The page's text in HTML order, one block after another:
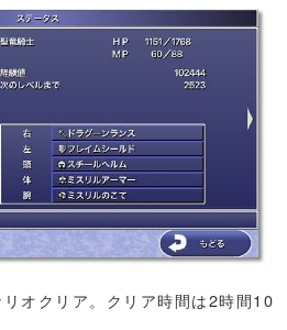
オクリア。クリア時間は2時間10